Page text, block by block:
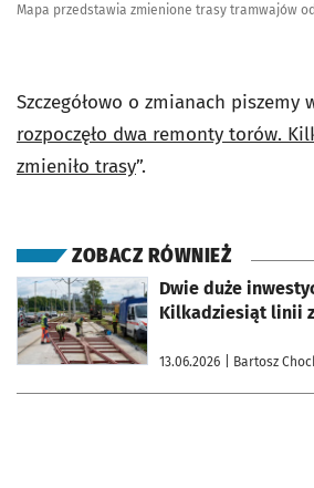
Mapa przedstawia zmienione trasy tramwajów
Szczegółowo o zmianach piszemy
rozpoczęło dwa remonty torów.
zmieniło trasy”.
ZOBACZ RÓWNIEŻ
Dwie duże
Kilkadziesiąt linii
13.06.2026 | Bartosz
otworzy się w nowej karcie